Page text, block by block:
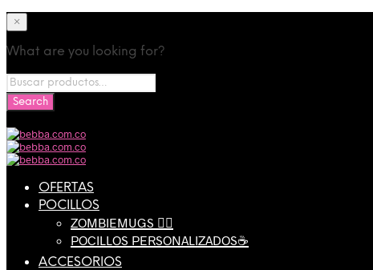
×
What are you looking for?
OFERTAS
POCILLOS
ZOMBIEMUGS 🧟‍♂️
POCILLOS PERSONALIZADOS☕️
ACCESORIOS